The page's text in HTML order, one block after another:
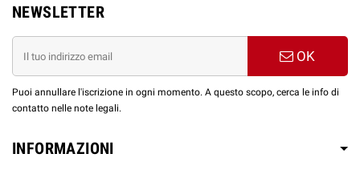
NEWSLETTER
OK
Puoi annullare l'iscrizione in ogni momento. A questo scopo, cerca le info di
contatto nelle note legali.
INFORMAZIONI